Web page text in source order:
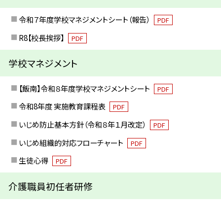
令和７年度学校マネジメントシート（報告） PDF
R8【校長挨拶】 PDF
学校マネジメント
【飯南】令和８年度学校マネジメントシート PDF
令和8年度 実施教育課程表 PDF
いじめ防止基本方針（令和８年１月改定） PDF
いじめ組織的対応フローチャート PDF
生徒心得 PDF
介護職員初任者研修